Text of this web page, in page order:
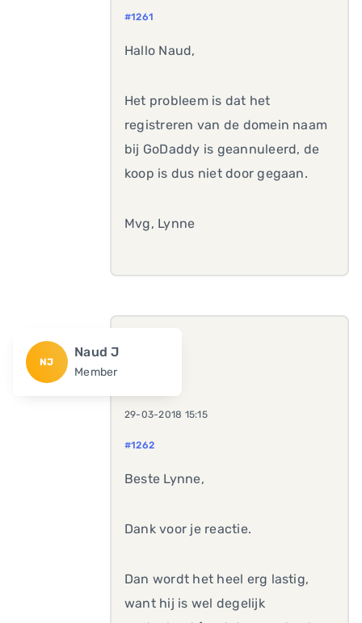
#1261
Hallo Naud,
Het probleem is dat het
registreren van de domein naam
bij GoDaddy is geannuleerd, de
koop is dus niet door gegaan.
Mvg, Lynne
NJ
Naud J
Member
29-03-2018 15:15
#1262
Beste Lynne,
Dank voor je reactie.
Dan wordt het heel erg lastig,
want hij is wel degelijk